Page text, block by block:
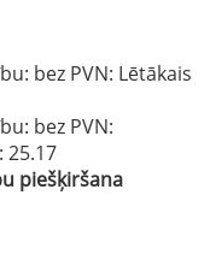
bez PVN: Lētākais
bez PVN:
: 25.17
piešķiršana